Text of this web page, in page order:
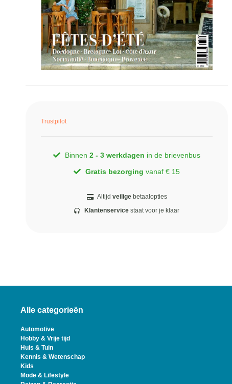
Trustpilot
Binnen 2 - 3 werkdagen in de brievenbus
Gratis bezorging vanaf € 15
Altijd veiligebetaalopties
Klantenservice staat voor je klaar
Alle categorieën
Automotive
Hobby & Vrije tijd
Huis & Tuin
Kennis & Wetenschap
Kids
Mode & Lifestyle